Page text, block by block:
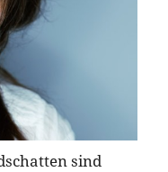
sind